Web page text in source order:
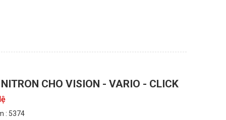
NITRON CHO VISION - VARIO - CLICK
: 5374